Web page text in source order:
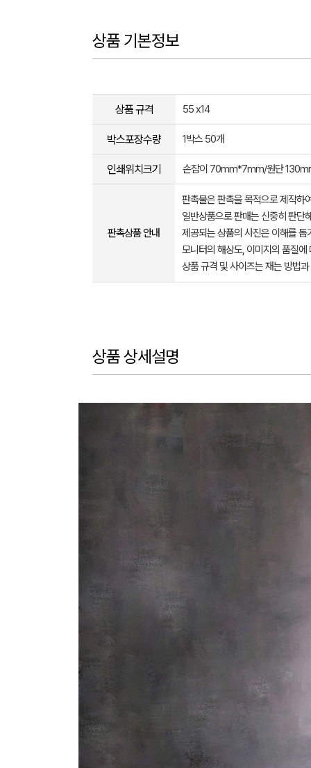
상품 기본정보
상품 규격 55 x14
박스포장수량 1박스 50개
인쇄위치크기 손잡이 70mm*7mm/원단
판촉상품 안내
판촉물은 판촉을 목적으로 제작하
일반상품으로 판매는 신중히 판단
제공되는 상품의 사진은 이해를
모니터의 해상도, 이미지의 품질
상품 규격 및 사이즈는 재는 방법
상품 상세설명